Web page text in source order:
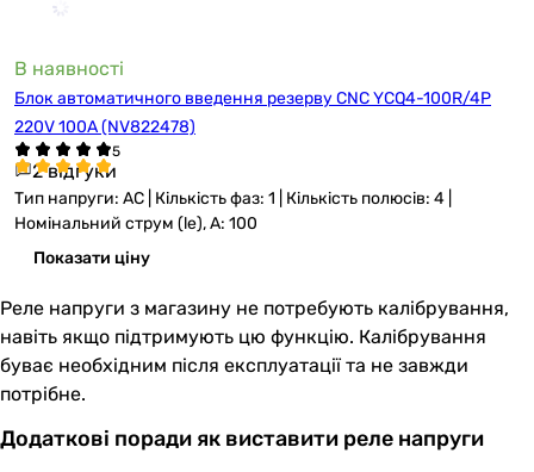
В наявності
Блок автоматичного введення резерву CNC YCQ4-100R/4P
220V 100A (NV822478)
2 відгуки
Тип напруги: AC | Кількість фаз: 1 | Кількість полюсів: 4 |
Номінальний струм (le), А: 100
Показати ціну
Реле напруги з магазину не потребують калібрування,
навіть якщо підтримують цю функцію. Калібрування
буває необхідним після експлуатації та не завжди
потрібне.
Додаткові поради як виставити реле напруги